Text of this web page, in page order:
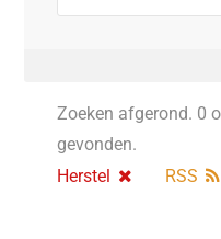
Zoeken afgerond. 0
gevonden.
Herstel
RSS